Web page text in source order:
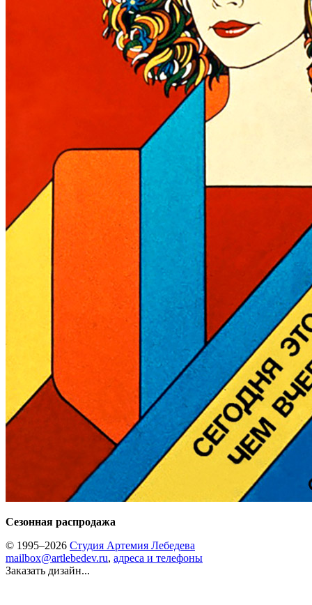
Сезонная распродажа
© 1995–2026 Студия Артемия Лебедева
mailbox@artlebedev.ru, адреса и телефоны
Заказать дизайн...